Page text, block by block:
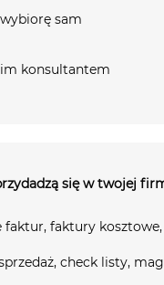
sam
konsultantem
się w twojej
faktury
check listy,